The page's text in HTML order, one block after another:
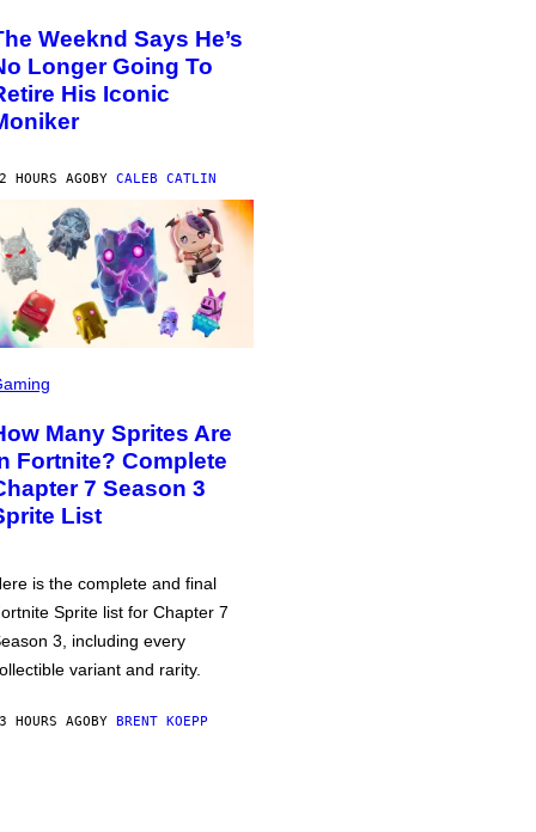
Weeknd Says He’s
Longer Going To
His Iconic
HOURS AGOBY CALEB CATLIN
Many Sprites Are
Fortnite? Complete
7 Season 3
List
is the complete and final
Sprite list for Chapter 7
3, including every
variant and rarity.
HOURS AGOBY BRENT KOEPP